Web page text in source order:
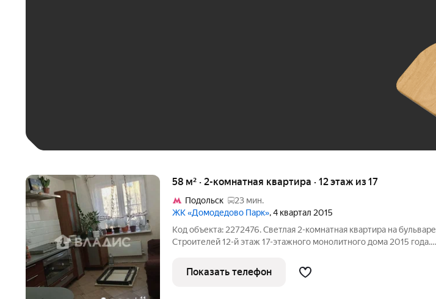
58 м² · 2-комнатная квартира · 12 этаж из 17
Подольск
23 мин.
ЖК «Домодедово Парк», 4 квартал 2015
Код объекта: 2272476. Светлая 2-комнатная квартира на бульваре
Строителей 12-й этаж 17-этажного монолитного дома 2015 года.
света и открытых видов, особенно приятно по утрам в кухне 13
Показать телефон